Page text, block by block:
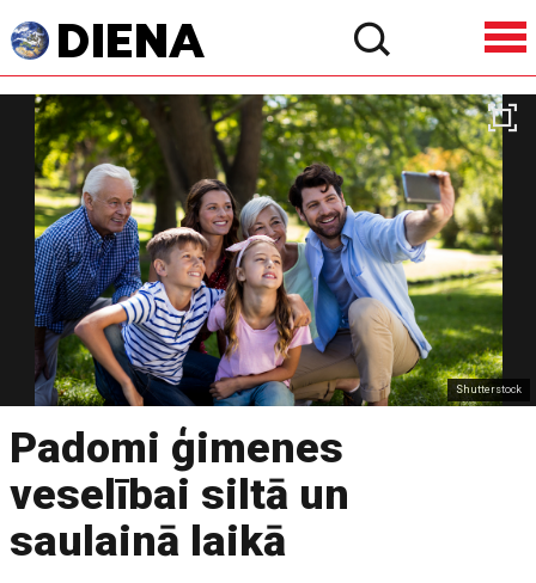
Shutterstock
Padomi ģimenes
veselībai siltā un
saulainā laikā